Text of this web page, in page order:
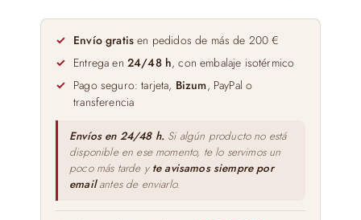
Gil
Etiqueta
Plata
75cl
cantidad
Envío gratis en pedidos de más de 200 €
Entrega en 24/48 h, con embalaje isotérmico
Pago seguro: tarjeta, Bizum, PayPal o
transferencia
Envíos en 24/48 h. Si algún producto no está
disponible en ese momento, te lo servimos un
poco más tarde y te avisamos siempre por
emailantes de enviarlo.